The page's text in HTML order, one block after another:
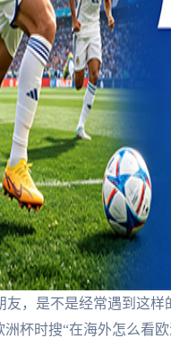
友，是不是经常遇到这
洲杯时搜“在海外怎么看